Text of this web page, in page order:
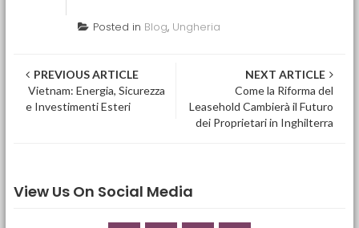
Posted in Blog, Ungheria
Post navigation
PREVIOUS ARTICLE
Vietnam: Energia, Sicurezza
e Investimenti Esteri
NEXT ARTICLE
Come la Riforma del
Leasehold Cambierà il Futuro
dei Proprietari in Inghilterra
View Us On Social Media